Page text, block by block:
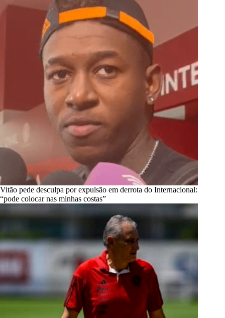
Vitão pede desculpa por expulsão em derrota do Internacional:
“pode colocar nas minhas costas”